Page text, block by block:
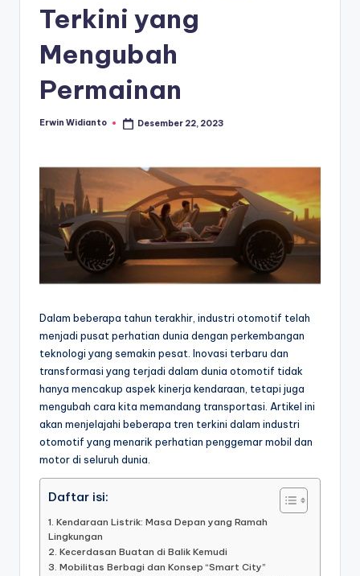
Terkini yang
Mengubah
Permainan
Posted
Erwin Widianto Desember 22, 2023
Dalam beberapa tahun terakhir, industri otomotif telah
menjadi pusat perhatian dunia dengan perkembangan
teknologi yang semakin pesat. Inovasi terbaru dan
transformasi yang terjadi dalam dunia otomotif tidak
hanya mencakup aspek kinerja kendaraan, tetapi juga
mengubah cara kita memandang transportasi. Artikel ini
akan menjelajahi beberapa tren terkini dalam industri
otomotif yang menarik perhatian penggemar mobil dan
motor di seluruh dunia.
Daftar isi:
1. Kendaraan Listrik: Masa Depan yang Ramah
Lingkungan
2. Kecerdasan Buatan di Balik Kemudi
3. Mobilitas Berbagi dan Konsep “Smart City”